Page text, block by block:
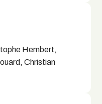
Hembert,
Christian